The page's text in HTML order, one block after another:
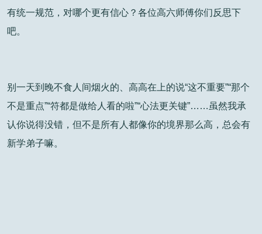
有统一规范，对哪个更有信心？各位高六师傅你们反思下
吧。
别一天到晚不食人间烟火的、高高在上的说“这不重要”“那个
不是重点”“符都是做给人看的啦”“心法更关键”……虽然我承
认你说得没错，但不是所有人都像你的境界那么高，总会有
新学弟子嘛。